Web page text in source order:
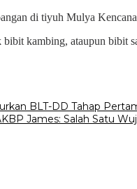
di tiyuh Mulya
kambing, ataupun bibit
BLT-DD Tahap
James: Salah Satu